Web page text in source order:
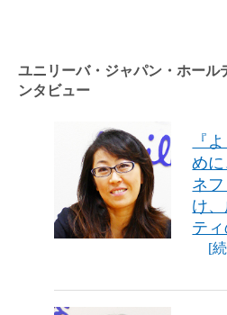
ユニリーバ・ジャパン・ホール
ンタビュー
『
め
ネ
け
ティ
[